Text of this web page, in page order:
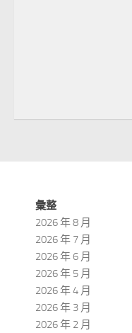
彙整
2026 年 8 月
2026 年 7 月
2026 年 6 月
2026 年 5 月
2026 年 4 月
2026 年 3 月
2026 年 2 月